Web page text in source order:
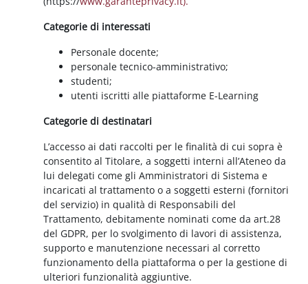
Categorie di interessati
Personale docente;
personale tecnico-amministrativo;
studenti;
utenti iscritti alle piattaforme E-Learning
Categorie di destinatari
L’accesso ai dati raccolti per le finalità di cui sopra è
consentito al Titolare, a soggetti interni all’Ateneo da
lui delegati come gli Amministratori di Sistema e
incaricati al trattamento o a soggetti esterni (fornitori
del servizio) in qualità di Responsabili del
Trattamento, debitamente nominati come da art.28
del GDPR, per lo svolgimento di lavori di assistenza,
supporto e manutenzione necessari al corretto
funzionamento della piattaforma o per la gestione di
ulteriori funzionalità aggiuntive.